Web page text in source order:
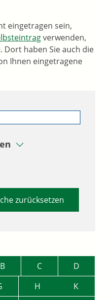
eingetragen sein,
verwenden,
Dort haben Sie auch die
Ihnen eingetragene
zurücksetzen
B C
D
H
K